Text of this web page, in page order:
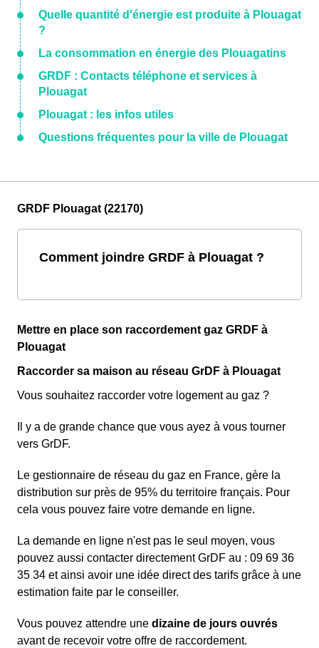
Quelle quantité d'énergie est produite à Plouagat
?
La consommation en énergie des Plouagatins
GRDF : Contacts téléphone et services à
Plouagat
Plouagat : les infos utiles
Questions fréquentes pour la ville de Plouagat
GRDF Plouagat (22170)
Comment joindre GRDF à Plouagat ?
Mettre en place son raccordement gaz GRDF à
Plouagat
Raccorder sa maison au réseau GrDF à Plouagat
Vous souhaitez raccorder votre logement au gaz ?
Il y a de grande chance que vous ayez à vous tourner
vers GrDF.
Le gestionnaire de réseau du gaz en France, gère la
distribution sur près de 95% du territoire français. Pour
cela vous pouvez faire votre demande en ligne.
La demande en ligne n'est pas le seul moyen, vous
pouvez aussi contacter directement GrDF au : 09 69 36
35 34 et ainsi avoir une idée direct des tarifs grâce à une
estimation faite par le conseiller.
Vous pouvez attendre une dizaine de jours ouvrés
avant de recevoir votre offre de raccordement.